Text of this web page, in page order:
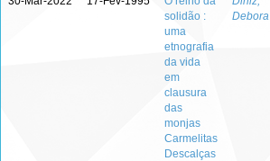
solidão :
uma
etnografia
da vida
em
clausura
das
monjas
Carmelitas
Descalças
Debora